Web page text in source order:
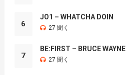
6
JO1 – WHATCHA DOIN
27 聞く
7
BE:FIRST – BRUCE WAYNE
27 聞く